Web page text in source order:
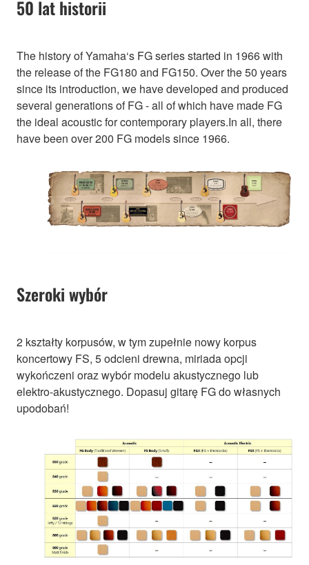
50 lat historii
The history of Yamaha‘s FG series started in 1966 with
the release of the FG180 and FG150. Over the 50 years
since its introduction, we have developed and produced
several generations of FG - all of which have made FG
the ideal acoustic for contemporary players.In all, there
have been over 200 FG models since 1966.
Szeroki wybór
2 kształty korpusów, w tym zupełnie nowy korpus
koncertowy FS, 5 odcieni drewna, miriada opcji
wykończeni oraz wybór modelu akustycznego lub
elektro-akustycznego. Dopasuj gitarę FG do własnych
upodobań!